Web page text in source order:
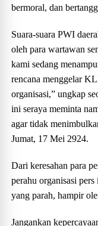
bermoral, dan
Suara-suara PWI
oleh para wartawan
kami sedang
rencana menggelar
organisasi,” ungkap
ini seraya meminta
agar tidak
Jumat, 17 Mei 2924.
Dari keresahan para
perahu organisasi
yang parah, hampir
Jangankan